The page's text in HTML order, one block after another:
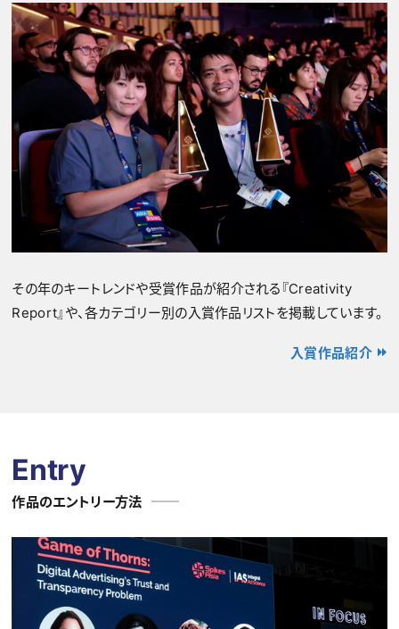
その年のキートレンドや受賞作品が紹介される『Creativity
Report』や、各カテゴリー別の入賞作品リストを掲載しています。
入賞作品紹介
Entry
作品のエントリー方法